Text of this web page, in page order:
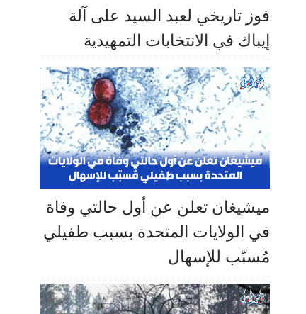
فوز تاريخي لعبد السيد على آلة
إيباك في الانتخابات التمهيدية
ميشيغان تعلن عن أول حالتي وفاة
في الولايات المتحدة بسبب طفيلي
مُسبّب للإسهال